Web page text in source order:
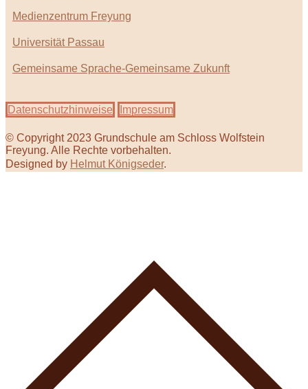
Medienzentrum Freyung
Universität Passau
Gemeinsame Sprache-Gemeinsame Zukunft
Datenschutzhinweise Impressum
© Copyright 2023 Grundschule am Schloss Wolfstein
Freyung. Alle Rechte vorbehalten.
Designed by Helmut Königseder.